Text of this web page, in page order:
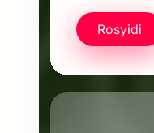
Rosyidi